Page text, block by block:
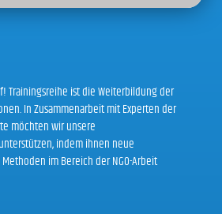
Trainingsreihe ist die Weiterbildung der
In Zusammenarbeit mit Experten der
möchten wir unsere
indem ihnen neue
im Bereich der NGO-Arbeit